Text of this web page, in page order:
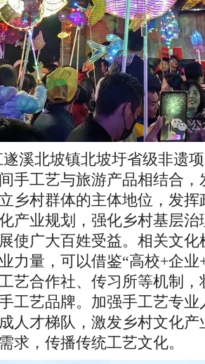
遂溪北坡镇北坡圩省级非遗
手工艺与旅游产品相结合
乡村群体的主体地位，发挥
产业规划，强化乡村基层
使广大百姓受益。相关文
力量，可以借鉴“高校+企业
艺合作社、传习所等机制
工艺品牌。加强手工艺专
人才梯队，激发乡村文化
求，传播传统工艺文化。